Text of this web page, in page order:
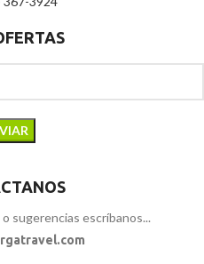
-14%
OXTAB OX Tab 10 4Gb/64Gb